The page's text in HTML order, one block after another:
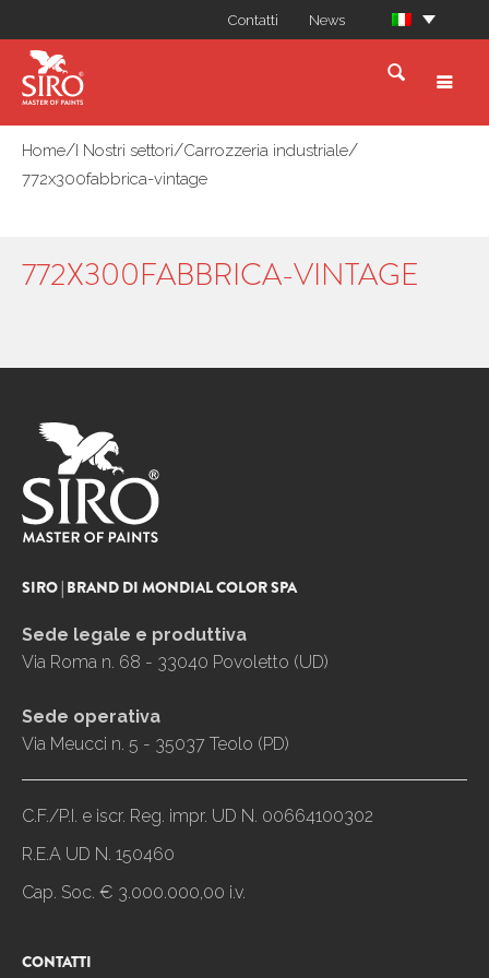
Contatti News
Home/I Nostri settori/Carrozzeria industriale/
772x300fabbrica-vintage
772X300FABBRICA-VINTAGE
SIRO | BRAND DI MONDIAL COLOR SPA
Sede legale e produttiva
Via Roma n. 68 - 33040 Povoletto (UD)
Sede operativa
Via Meucci n. 5 - 35037 Teolo (PD)
C.F./P.I. e iscr. Reg. impr. UD N. 00664100302
R.E.A UD N. 150460
Cap. Soc. € 3.000.000,00 i.v.
CONTATTI